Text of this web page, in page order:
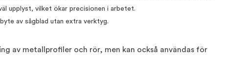
upplyst, vilket ökar precisionen i arbetet.
av sågblad utan extra verktyg.
av metallprofiler och rör, men kan också användas för